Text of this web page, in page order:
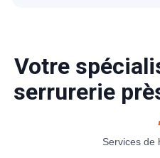
Votre
serrurerie
Services de